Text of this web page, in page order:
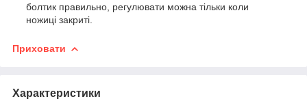
болтик правильно, регулювати можна тільки коли
ножиці закриті.
Приховати
Характеристики